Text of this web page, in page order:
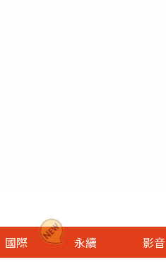
國際 永續 影音